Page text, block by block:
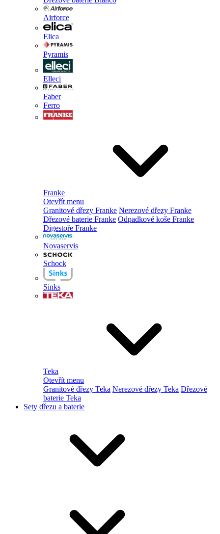
Airforce
Elica
Pyramis
Elleci
Faber
Ferro
Franke
Otevřít menu
Granitové dřezy Franke Nerezové dřezy Franke
Dřezové baterie Franke Odpadkové koše Franke
Digestoře Franke
Novaservis
Schock
Sinks
Teka
Otevřít menu
Granitové dřezy Teka Nerezové dřezy Teka Dřezové
baterie Teka
Sety dřezu a baterie